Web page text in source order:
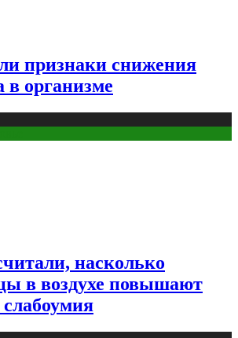
признаки снижения
в организме
насколько
в воздухе повышают